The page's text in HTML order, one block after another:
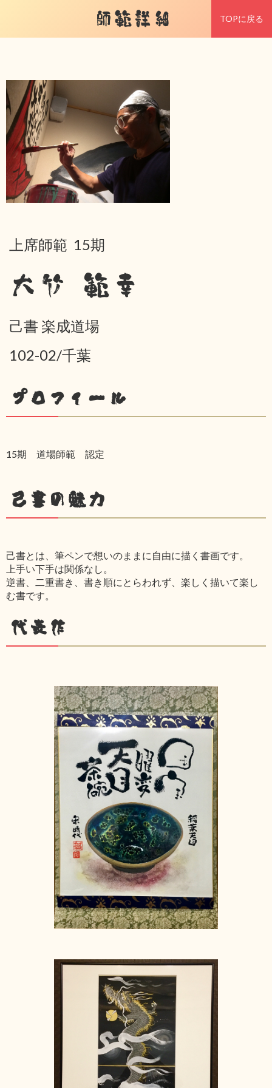
師範詳細 TOPに戻る
上席師範 15期
大竹 範幸
己書 楽成道場
102-02/千葉
プロフィール
15期 道場師範 認定
己書の魅力
己書とは、筆ペンで想いのままに自由に描く書画です。
上手い下手は関係なし。
逆書、二重書き、書き順にとらわれず、楽しく描いて楽し
む書です。
代表作